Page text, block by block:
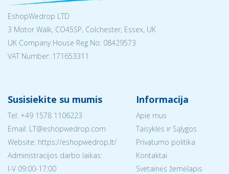
EshopWedrop LTD
3 Motor Walk, CO45SP, Colchester, Essex, UK
UK Company House Reg No: 08429573
VAT Number: 171653311
Susisiekite su mumis
Tel: +49 1578 1106223
Email: LT@eshopwedrop.com
Website: https://eshopwedrop.lt/
Administracijos darbo laikas:
I-V 09:00-17:00
Informacija
Apie mus
Taisyklės ir Sąlygos
Privatumo politika
Kontaktai
Svetainės žemėlapis